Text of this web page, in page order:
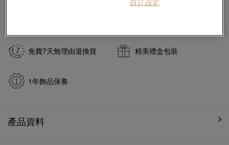
免費7天無理由退換貨 精美禮盒包裝
1年飾品保養
產品資料